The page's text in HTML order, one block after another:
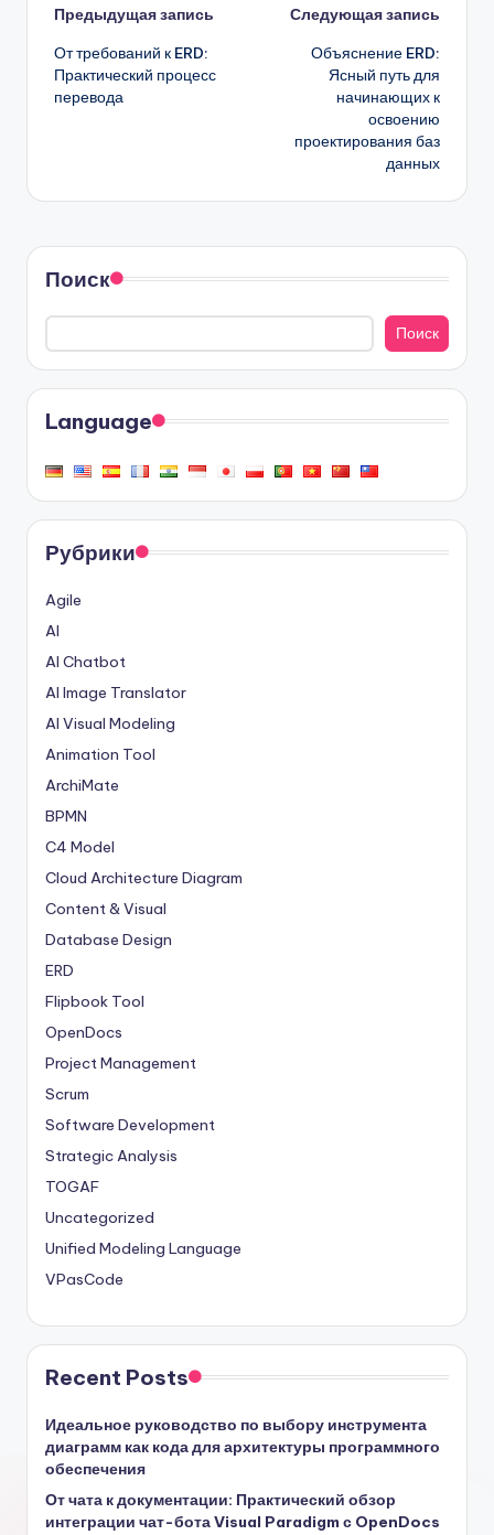
Навигация
записи
Предыдущая запись
От требований к ERD:
Практический процесс
перевода
Следующая запись
Объяснение ERD:
Ясный путь для
начинающих к
освоению
проектирования баз
данных
Поиск
Поиск
Language
Рубрики
Agile
AI
AI Chatbot
AI Image Translator
AI Visual Modeling
Animation Tool
ArchiMate
BPMN
C4 Model
Cloud Architecture Diagram
Content & Visual
Database Design
ERD
Flipbook Tool
OpenDocs
Project Management
Scrum
Software Development
Strategic Analysis
TOGAF
Uncategorized
Unified Modeling Language
VPasCode
Recent Posts
Идеальное руководство по выбору инструмента
диаграмм как кода для архитектуры программного
обеспечения
От чата к документации: Практический обзор
интеграции чат-бота Visual Paradigm с OpenDocs